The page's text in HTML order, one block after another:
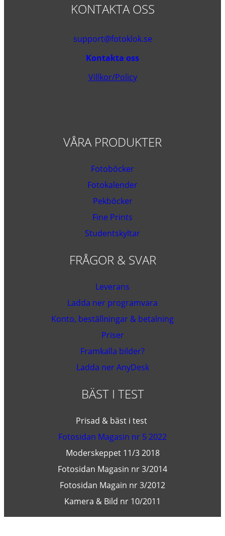
KONTAKTA OSS
support@fotoklok.se
Kontakta oss
Villkor/Policy
VÅRA PRODUKTER
Fotoböcker
Fotokalender
Pekböcker
Fine Prints
Studentskyltar
FRÅGOR & SVAR
Leverans
Ladda ner programvara
Konto, beställningar & betalning
Priser
Framkalla bilder?
Ladda ner AnyDesk
BÄST I TEST
Prisad & bäst i test
Fotosidan Magasin nr 5 2022
Moderskeppet 11/3 2018
Fotosidan Magasin nr 3/2014
Fotosidan Magain nr 3/2012
Kamera & Bild nr 10/2011